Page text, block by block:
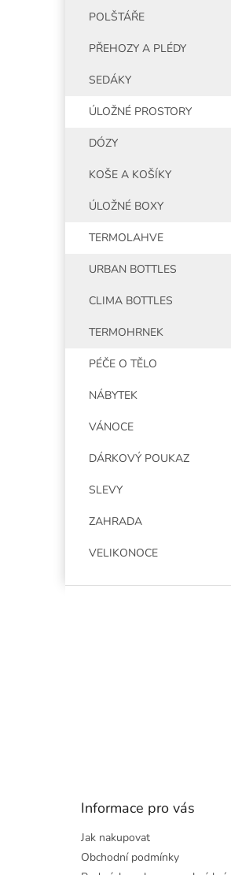
POLŠTÁŘE
PŘEHOZY A PLÉDY
SEDÁKY
ÚLOŽNÉ PROSTORY
DÓZY
KOŠE A KOŠÍKY
ÚLOŽNÉ BOXY
TERMOLAHVE
URBAN BOTTLES
CLIMA BOTTLES
TERMOHRNEK
PÉČE O TĚLO
NÁBYTEK
VÁNOCE
DÁRKOVÝ POUKAZ
SLEVY
ZAHRADA
VELIKONOCE
Informace pro vás
Jak nakupovat
Obchodní podmínky